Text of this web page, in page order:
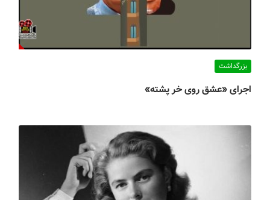
بزرگداشت
اجرای «عشق روی خر پشته»